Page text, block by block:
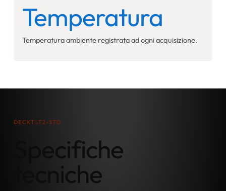
Temperatura
Temperatura ambiente registrata ad ogni acquisizione.
DECKTLT2-STD
Specifiche
tecniche